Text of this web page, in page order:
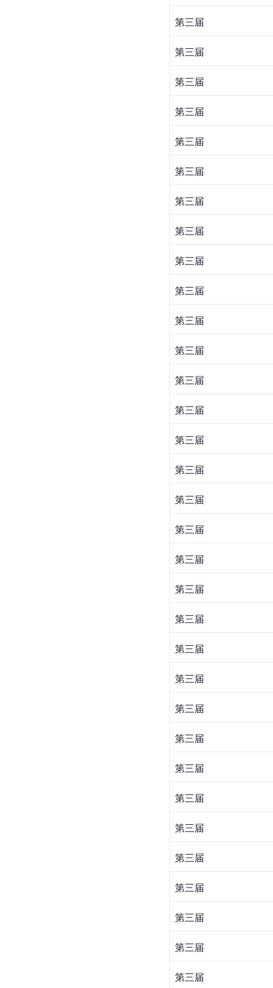
第三届
第三届
第三届
第三届
第三届
第三届
第三届
第三届
第三届
第三届
第三届
第三届
第三届
第三届
第三届
第三届
第三届
第三届
第三届
第三届
第三届
第三届
第三届
第三届
第三届
第三届
第三届
第三届
第三届
第三届
第三届
第三届
第三届